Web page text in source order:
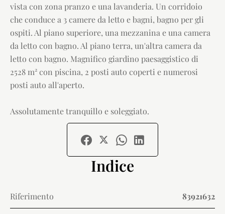
vista con zona pranzo e una lavanderia. Un corridoio
che conduce a 3 camere da letto e bagni, bagno per gli
ospiti. Al piano superiore, una mezzanina e una camera
da letto con bagno. Al piano terra, un'altra camera da
letto con bagno. Magnifico giardino paesaggistico di
2528 m² con piscina, 2 posti auto coperti e numerosi
posti auto all'aperto.
Assolutamente tranquillo e soleggiato.
Indice
Riferimento 83921632